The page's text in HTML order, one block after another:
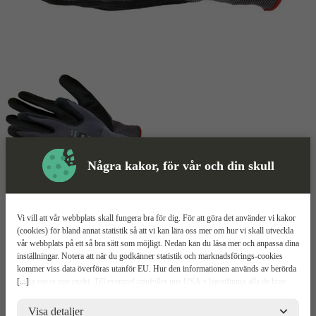
Några kakor, för vår och din skull
[...]
Vi vill att vår webbplats skall fungera bra för dig. För att göra det använder vi kakor
(cookies) för bland annat statistik så att vi kan lära oss mer om hur vi skall utveckla
vår webbplats på ett så bra sätt som möjligt. Nedan kan du läsa mer och anpassa dina
inställningar. Notera att när du godkänner statistik och marknadsförings-cookies
kommer viss data överföras utanför EU. Hur den informationen används av berörda
bolag vet vi inte exakt. Till exempel uppfyller inte USA:s lagstiftning alla de krav
risker för dina personuppgifter. De berörda bolagen måste lämna över uppgifter till
Visa detaljer
Exelar 5311NIK
Doppad i skummad nitril